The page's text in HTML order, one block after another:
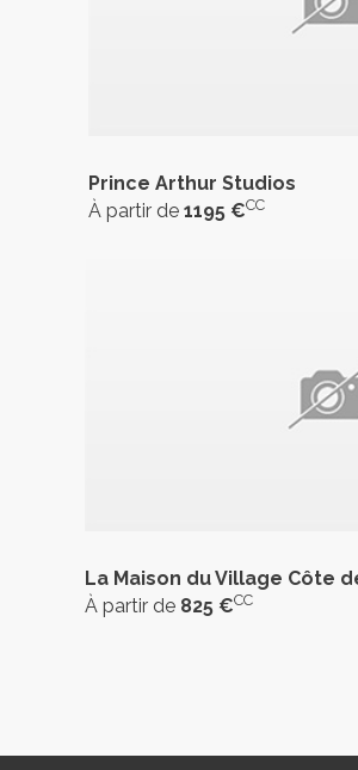
Prince Arthur Studios
À partir de 1195 €CC
La Maison du Village Côte
À partir de 825 €CC